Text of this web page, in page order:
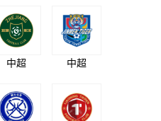
中超 中超